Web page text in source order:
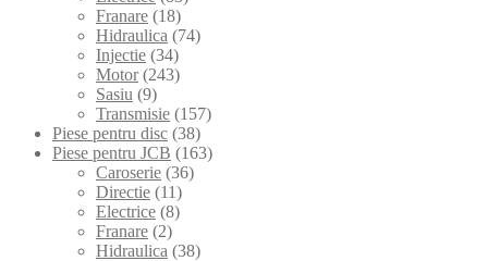
Franare (18)
Hidraulica (74)
Injectie (34)
Motor (243)
Sasiu (9)
Transmisie (157)
Piese pentru disc (38)
Piese pentru JCB (163)
Caroserie (36)
Directie (11)
Electrice (8)
Franare (2)
Hidraulica (38)